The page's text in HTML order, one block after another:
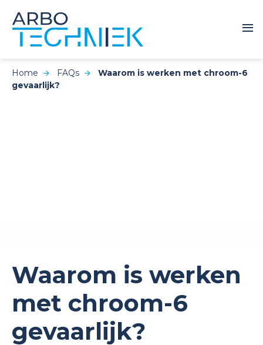
Home FAQs
Waarom is werken met chroom-6
gevaarlijk?
Waarom is werken
met chroom-6
gevaarlijk?